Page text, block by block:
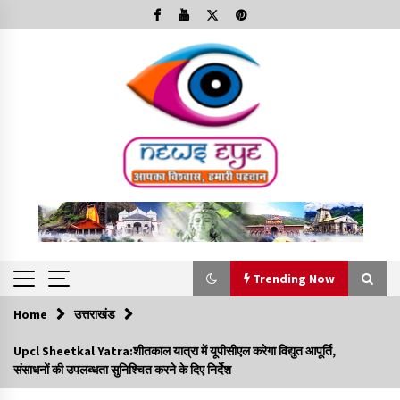
to
Trending Now
Trending Now
Minorities Rights Day : विश्व अल्पसंख्यक अधिकार दिवस
कार्यक्रम में शामिल हुए सीएम,आधुनिक मदरसों का नाम अब्दुल कलाम के नाम
Home उत्तराखंड
Upcl Sheetkal Yatra:शीतकाल यात्रा में यूपीसीएल करेगा विद्युत आपूर्ति,
संसाधनों की उपलब्धता सुनिश्चित करने के दिए निर्देश